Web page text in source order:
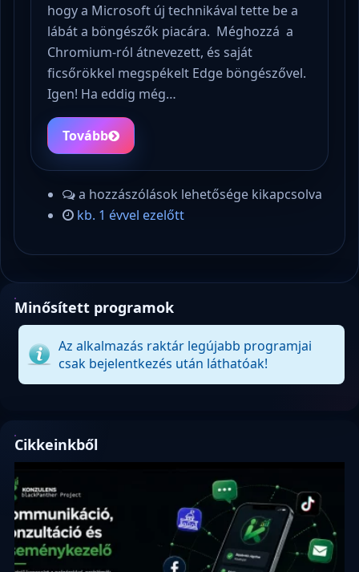
hogy a Microsoft új technikával tette be a
lábát a böngészők piacára. Méghozzá a
Chromium-ról átnevezett, és saját
ficsőrökkel megspékelt Edge böngészővel.
Igen! Ha eddig még…
Tovább
a hozzászólások lehetősége kikapcsolva
kb. 1 évvel ezelőtt
Minősített programok
Az alkalmazás raktár legújabb programjai
csak bejelentkezés után láthatóak!
Cikkeinkből